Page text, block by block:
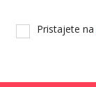
Pristajete na